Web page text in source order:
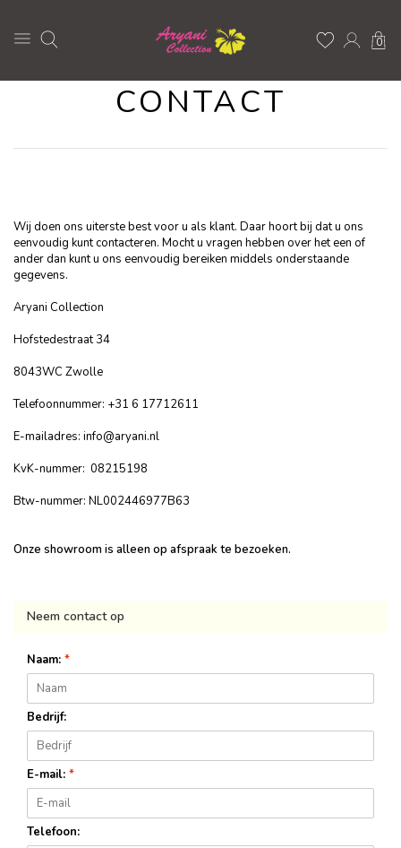
0
CONTACT
Wij doen ons uiterste best voor u als klant. Daar hoort bij dat u ons
eenvoudig kunt contacteren. Mocht u vragen hebben over het een of
ander dan kunt u ons eenvoudig bereiken middels onderstaande
gegevens.
Aryani Collection
Hofstedestraat 34
8043WC Zwolle
Telefoonnummer: +31 6 17712611
E-mailadres: info@aryani.nl
KvK-nummer: 08215198
Btw-nummer: NL002446977B63
Onze showroom is alleen op afspraak te bezoeken.
Neem contact op
Naam: *
Bedrijf:
E-mail: *
Telefoon: